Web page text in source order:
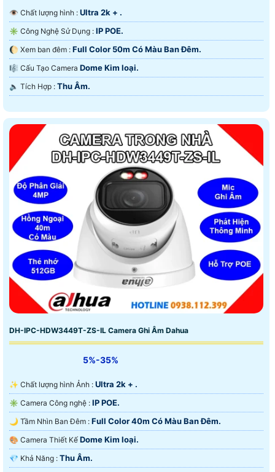
👁 Chất lượng hình : Ultra 2k + .
✳️ Công Nghệ Sử Dụng : IP POE.
🌔 Xem ban đêm : Full Color 50m Có Màu Ban Ðêm.
🎼️ Cấu Tạo Camera Dome Kim loại.
️🔈 Tích Hợp : Thu Âm.
DH-IPC-HDW3449T-ZS-IL Camera Ghi Âm Dahua
5%-35%
✨ Chất lượng hình Ảnh : Ultra 2k + .
✳️ Camera Công nghệ : IP POE.
🌙 Tầm Nhìn Ban Đêm : Full Color 40m Có Màu Ban Ðêm.
🎨 Camera Thiết Kế Dome Kim loại.
️💎 Khả Năng : Thu Âm.